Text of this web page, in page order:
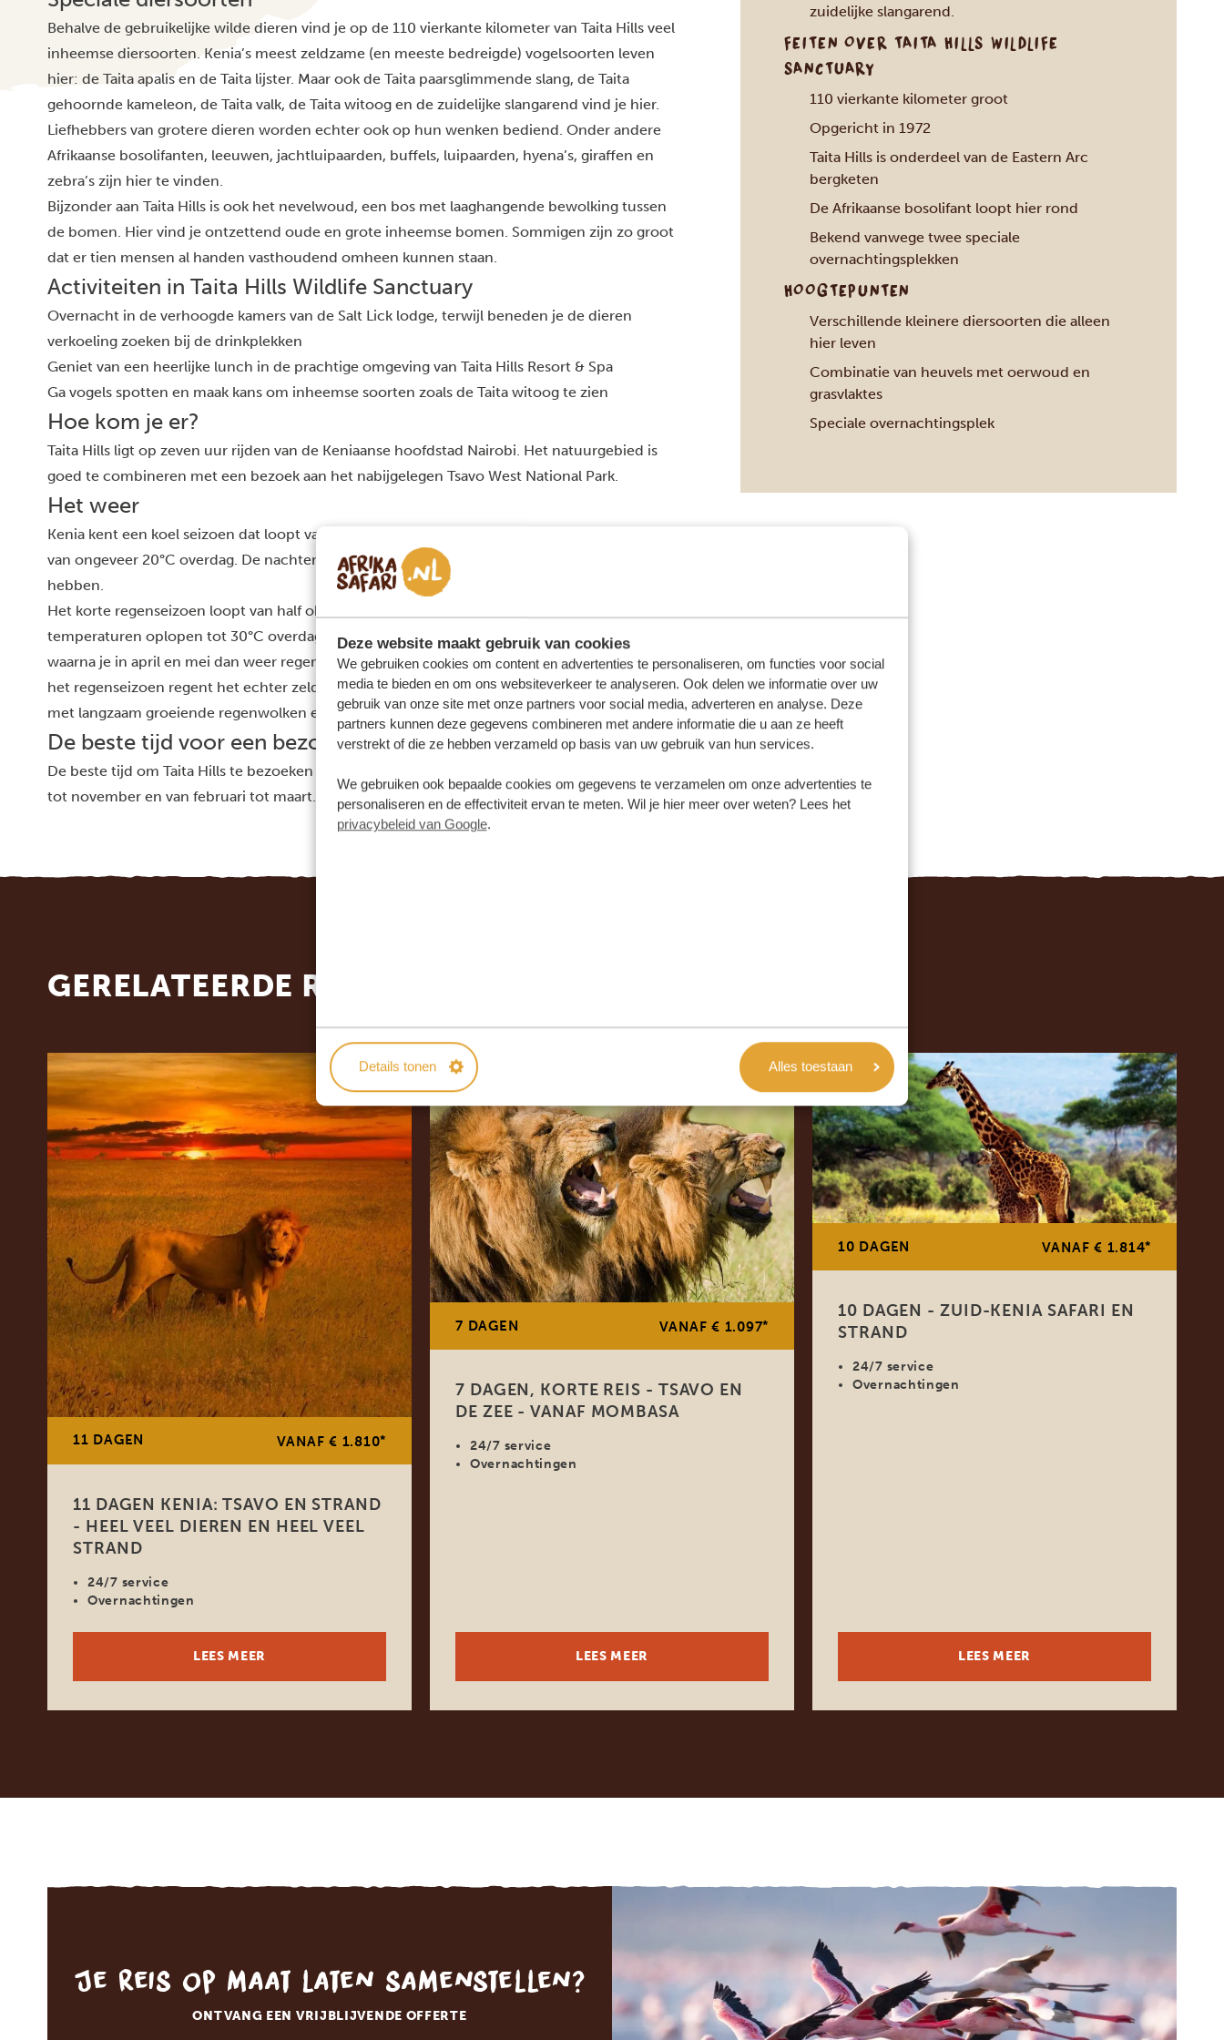
Deze website maakt gebruik van cookies
We gebruiken cookies om content en advertenties te personaliseren, om functies voor social
media te bieden en om ons websiteverkeer te analyseren. Ook delen we informatie over uw
gebruik van onze site met onze partners voor social media, adverteren en analyse. Deze
partners kunnen deze gegevens combineren met andere informatie die u aan ze heeft
verstrekt of die ze hebben verzameld op basis van uw gebruik van hun services.
We gebruiken ook bepaalde cookies om gegevens te verzamelen om onze advertenties te
personaliseren en de effectiviteit ervan te meten. Wil je hier meer over weten? Lees het
privacybeleid van Google.
Details tonen Alles toestaan
Behalve de gebruikelijke wilde dieren vind je op de 110 vierkante kilometer van Taita Hills veel
inheemse diersoorten. Kenia’s meest zeldzame (en meeste bedreigde) vogelsoorten leven
hier: de Taita apalis en de Taita lijster. Maar ook de Taita paarsglimmende slang, de Taita
gehoornde kameleon, de Taita valk, de Taita witoog en de zuidelijke slangarend vind je hier.
Liefhebbers van grotere dieren worden echter ook op hun wenken bediend. Onder andere
Afrikaanse bosolifanten, leeuwen, jachtluipaarden, buffels, luipaarden, hyena’s, giraffen en
zebra’s zijn hier te vinden.
Bijzonder aan Taita Hills is ook het nevelwoud, een bos met laaghangende bewolking tussen
de bomen. Hier vind je ontzettend oude en grote inheemse bomen. Sommigen zijn zo groot
dat er tien mensen al handen vasthoudend omheen kunnen staan.
Activiteiten in Taita Hills Wildlife Sanctuary
Overnacht in de verhoogde kamers van de Salt Lick lodge, terwijl beneden je de dieren
verkoeling zoeken bij de drinkplekken
Geniet van een heerlijke lunch in de prachtige omgeving van Taita Hills Resort & Spa
Ga vogels spotten en maak kans om inheemse soorten zoals de Taita witoog te zien
Hoe kom je er?
Taita Hills ligt op zeven uur rijden van de Keniaanse hoofdstad Nairobi. Het natuurgebied is
goed te combineren met een bezoek aan het nabijgelegen Tsavo West National Park.
Het weer
Kenia kent een koel seizoen dat loopt van juni tot november, met gemiddelde temperaturen
van ongeveer 20°C overdag. De nachten kunnen dan fris zijn, dus het is goed een trui bij te
hebben.
Het korte regenseizoen loopt van half oktober tot en met november, waarna de
temperaturen oplopen tot 30°C overdag in december. Dit warme seizoen duurt tot april,
waarna je in april en mei dan weer regenbuien hebt in het zogeheten lange regenseizoen. In
het regenseizoen regent het echter zelden de hele dag. Meestal heb je zonnige ochtenden
met langzaam groeiende regenwolken en buien in de namiddag en avond.
De beste tijd voor een bezoek aan Taita Hills Wildlife Sanctuary
De beste tijd om Taita Hills te bezoeken is het droge seizoen dat loopt van de maanden juni
tot november en van februari tot maart.
zuidelijke slangarend.
FEITEN OVER TAITA HILLS WILDLIFE
SANCTUARY
110 vierkante kilometer groot
Opgericht in 1972
Taita Hills is onderdeel van de Eastern Arc
bergketen
De Afrikaanse bosolifant loopt hier rond
Bekend vanwege twee speciale
overnachtingsplekken
HOOGTEPUNTEN
Verschillende kleinere diersoorten die alleen
hier leven
Combinatie van heuvels met oerwoud en
grasvlaktes
Speciale overnachtingsplek
GERELATEERDE REIZEN
11 DAGEN VANAF € 1.810*
11 DAGEN KENIA: TSAVO EN STRAND
- HEEL VEEL DIEREN EN HEEL VEEL
STRAND
24/7 service
Overnachtingen
LEES MEER
7 DAGEN VANAF € 1.097*
7 DAGEN, KORTE REIS - TSAVO EN
DE ZEE - VANAF MOMBASA
24/7 service
Overnachtingen
LEES MEER
10 DAGEN VANAF € 1.814*
10 DAGEN - ZUID-KENIA SAFARI EN
STRAND
24/7 service
Overnachtingen
LEES MEER
Je reis op maat laten samenstellen?
ONTVANG EEN VRIJBLIJVENDE OFFERTE